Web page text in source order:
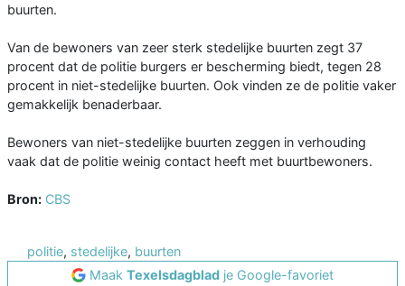
buurten.
Van de bewoners van zeer sterk stedelijke buurten zegt 37
procent dat de politie burgers er bescherming biedt, tegen 28
procent in niet-stedelijke buurten. Ook vinden ze de politie vaker
gemakkelijk benaderbaar.
Bewoners van niet-stedelijke buurten zeggen in verhouding
vaak dat de politie weinig contact heeft met buurtbewoners.
Bron: CBS
politie, stedelijke, buurten
Maak Texelsdagblad je Google-favoriet